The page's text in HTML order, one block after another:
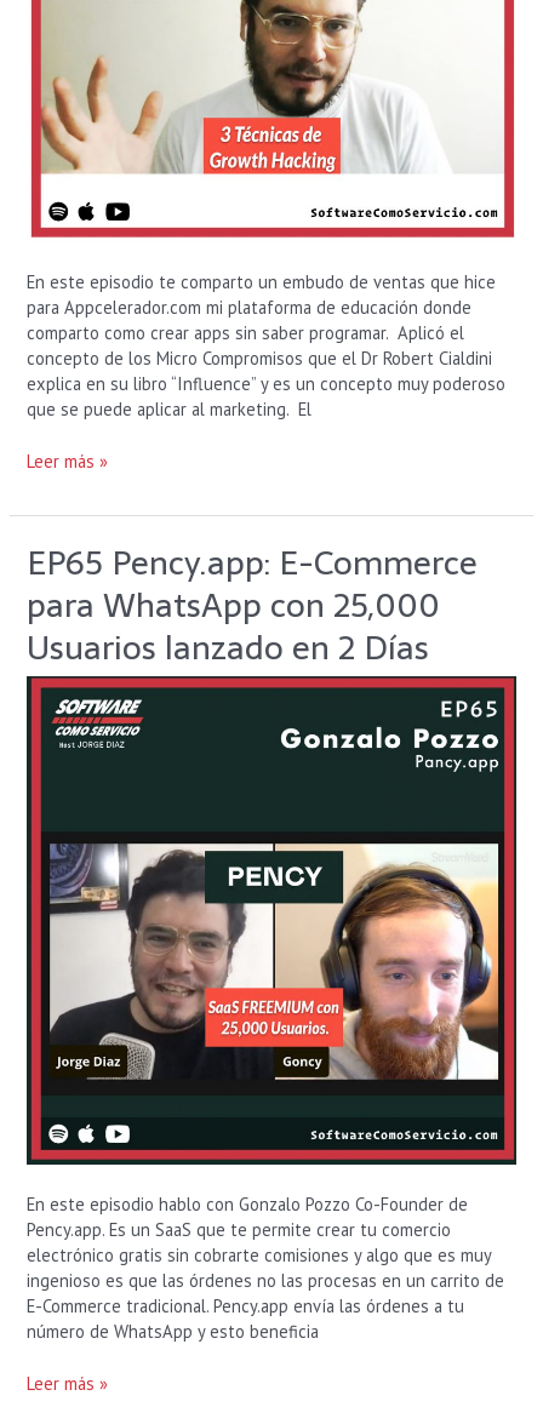
En este episodio te comparto un embudo de ventas que hice
para Appcelerador.com mi plataforma de educación donde
comparto como crear apps sin saber programar. Aplicó el
concepto de los Micro Compromisos que el Dr Robert Cialdini
explica en su libro “Influence” y es un concepto muy poderoso
que se puede aplicar al marketing. El
Leer más »
EP65 Pency.app: E-Commerce
para WhatsApp con 25,000
Usuarios lanzado en 2 Días
En este episodio hablo con Gonzalo Pozzo Co-Founder de
Pency.app. Es un SaaS que te permite crear tu comercio
electrónico gratis sin cobrarte comisiones y algo que es muy
ingenioso es que las órdenes no las procesas en un carrito de
E-Commerce tradicional. Pency.app envía las órdenes a tu
número de WhatsApp y esto beneficia
EP65
Pency.app:
E-
Commerce
para
WhatsApp
25,000
Días
Leer más »